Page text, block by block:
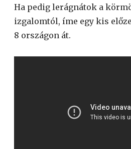
Ha pedig lerágnátok a
izgalomtól, íme egy kis
8 országon át.